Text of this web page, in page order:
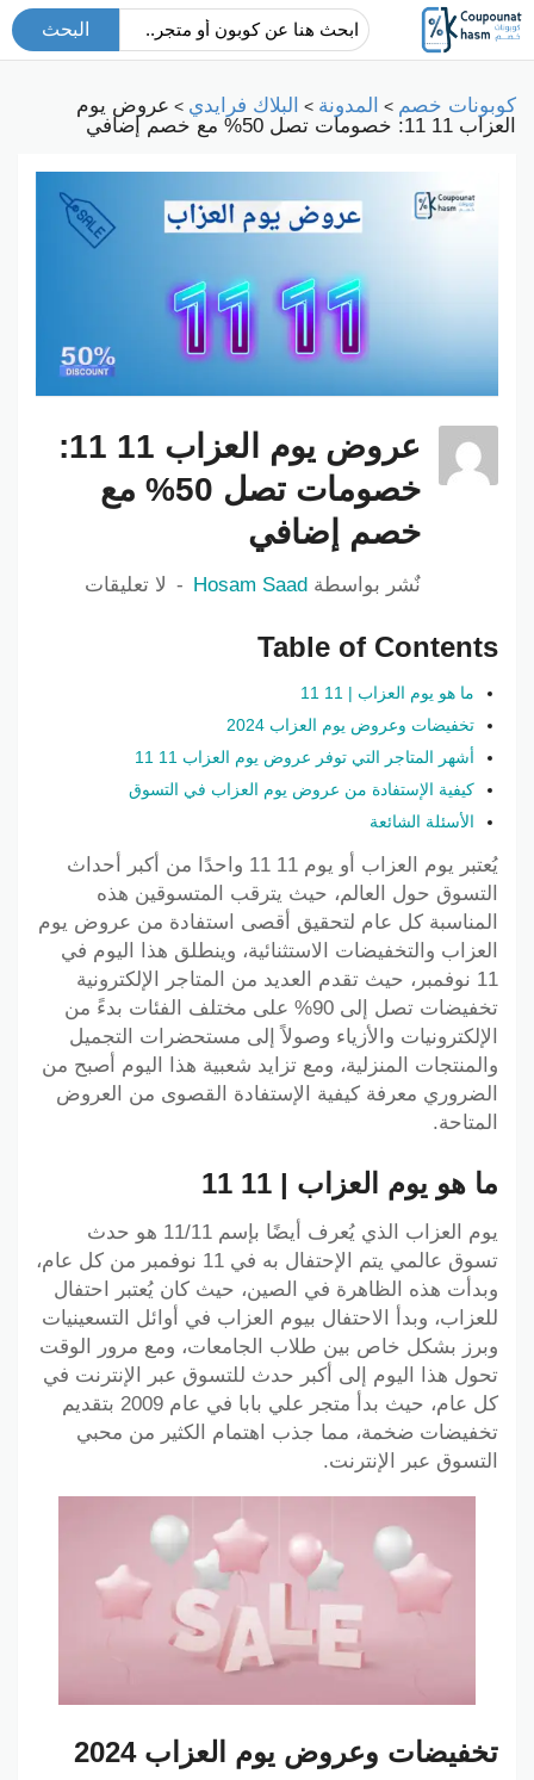
البحث
كوبونات خصم > المدونة > البلاك فرايدي > عروض يوم
العزاب 11 11: خصومات تصل 50% مع خصم إضافي
عروض يوم العزاب 11 11:
خصومات تصل 50% مع
خصم إضافي
نٌشر بواسطة Hosam Saad لا تعليقات
Table of Contents
ما هو يوم العزاب | 11 11
تخفيضات وعروض يوم العزاب 2024
أشهر المتاجر التي توفر عروض يوم العزاب 11 11
كيفية الإستفادة من عروض يوم العزاب في التسوق
الأسئلة الشائعة
يُعتبر يوم العزاب أو يوم 11 11 واحدًا من أكبر أحداث
التسوق حول العالم، حيث يترقب المتسوقين هذه
المناسبة كل عام لتحقيق أقصى استفادة من عروض يوم
العزاب والتخفيضات الاستثنائية، وينطلق هذا اليوم في
11 نوفمبر، حيث تقدم العديد من المتاجر الإلكترونية
تخفيضات تصل إلى 90% على مختلف الفئات بدءً من
الإلكترونيات والأزياء وصولاً إلى مستحضرات التجميل
والمنتجات المنزلية، ومع تزايد شعبية هذا اليوم أصبح من
الضروري معرفة كيفية الإستفادة القصوى من العروض
المتاحة.
ما هو يوم العزاب | 11 11
يوم العزاب الذي يُعرف أيضًا بإسم 11/11 هو حدث
تسوق عالمي يتم الإحتفال به في 11 نوفمبر من كل عام،
وبدأت هذه الظاهرة في الصين، حيث كان يُعتبر احتفال
للعزاب، وبدأ الاحتفال بيوم العزاب في أوائل التسعينيات
وبرز بشكل خاص بين طلاب الجامعات، ومع مرور الوقت
تحول هذا اليوم إلى أكبر حدث للتسوق عبر الإنترنت في
كل عام، حيث بدأ متجر علي بابا في عام 2009 بتقديم
تخفيضات ضخمة، مما جذب اهتمام الكثير من محبي
التسوق عبر الإنترنت.
تخفيضات وعروض يوم العزاب 2024